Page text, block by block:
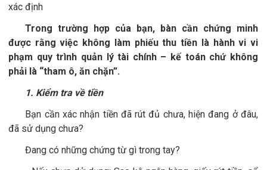
xác định
Trong trường hợp của bạn, bàn cần chứng minh
được rằng việc không làm phiếu thu tiền là hành vi vi
phạm quy trình quản lý tài chính – kế toán chứ không
phải là “tham ô, ăn chặn”.
1. Kiểm tra về tiền
Bạn cần xác nhận tiền đã rút đủ chưa, hiện đang ở đâu,
đã sử dụng chưa?
Đang có những chứng từ gì trong tay?